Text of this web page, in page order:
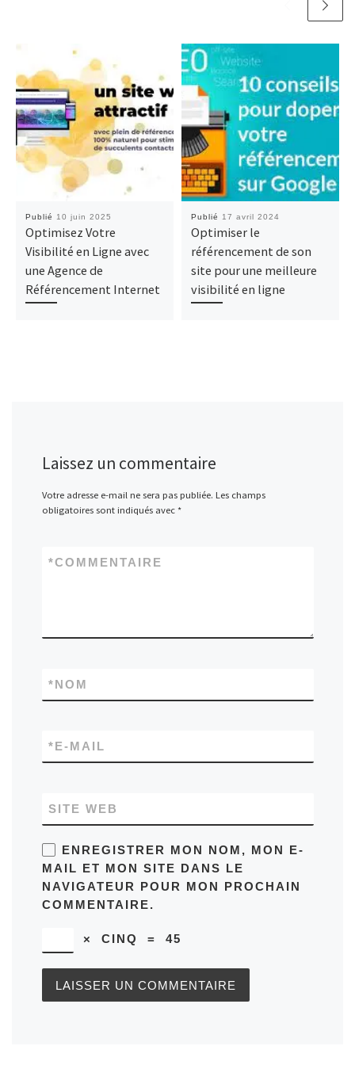
Publié 10 juin 2025
Optimisez Votre
Visibilité en Ligne avec
une Agence de
Référencement Internet
Publié 17 avril 2024
Optimiser le
référencement de son
site pour une meilleure
visibilité en ligne
Laissez un commentaire
Votre adresse e-mail ne sera pas publiée. Les champs
obligatoires sont indiqués avec *
COMMENTAIRE
*
NOM
*
E-MAIL
*
SITE WEB
ENREGISTRER MON NOM, MON E-
MAIL ET MON SITE DANS LE
NAVIGATEUR POUR MON PROCHAIN
COMMENTAIRE.
× CINQ = 45